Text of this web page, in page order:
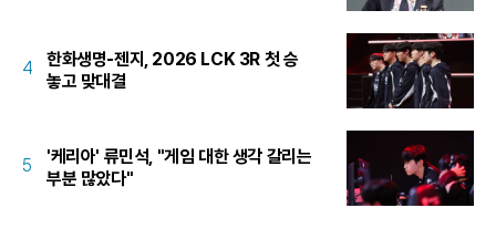
4
한화생명-젠지, 2026 LCK 3R 첫 승
놓고 맞대결
5
'케리아' 류민석, "게임 대한 생각 갈리는
부분 많았다"